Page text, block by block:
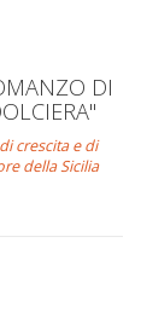
DI
crescita e di
della Sicilia